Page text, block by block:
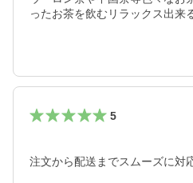
ったお茶を飲むリラックス出来
5
注文から配送までスムーズに対